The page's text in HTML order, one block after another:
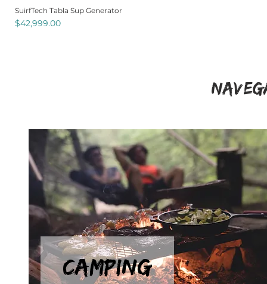
SuirfTech Tabla Sup Generator
Precio
$42,999.00
CAMPING